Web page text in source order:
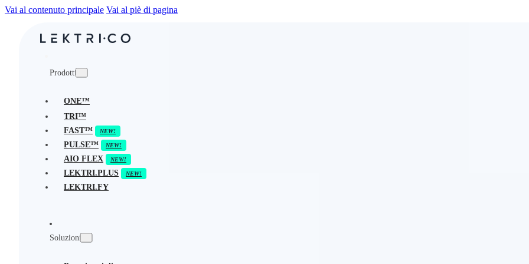
Vai al contenuto principale Vai al piè di pagina
Prodotti
ONE™
TRI™
FAST™
PULSE™
AIO FLEX
LEKTRI.PLUS
LEKTRI.FY
Soluzioni